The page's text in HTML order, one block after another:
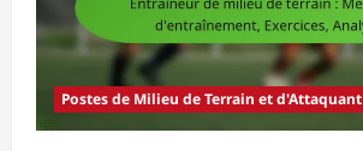
Postes de Milieu de Terrain et d'Attaquant